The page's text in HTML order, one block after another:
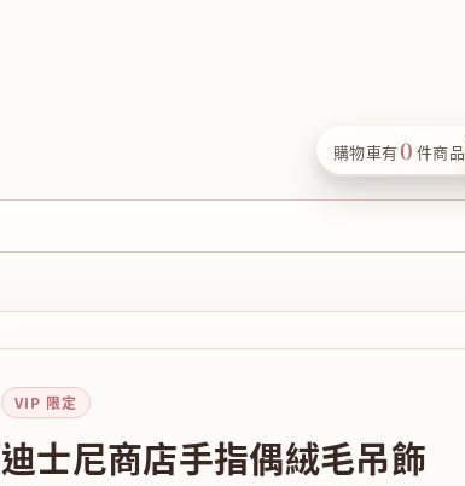
購物車有0 件商品
VIP 限定
迪士尼商店手指偶絨毛吊飾